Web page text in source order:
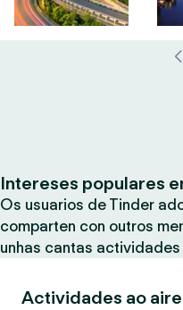
Intereses populares
Os usuarios de Tinder
comparten con outros
unhas cantas actividades
Actividades ao